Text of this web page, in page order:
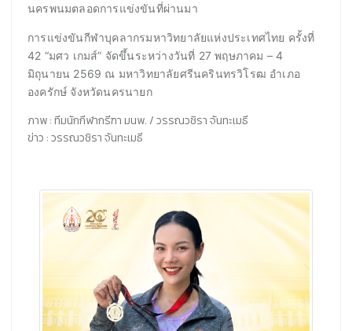
นครพนมตลอดการแข่งขันที่ผ่านมา
การแข่งขันกีฬาบุคลากรมหาวิทยาลัยแห่งประเทศไทย ครั้งที่
42 “มศว เกมส์” จัดขึ้นระหว่างวันที่ 27 พฤษภาคม – 4
มิถุนายน 2569 ณ มหาวิทยาลัยศรีนครินทรวิโรฒ อำเภอ
องครักษ์ จังหวัดนครนายก
ภาพ : ทีมนักกีฬากรีฑา มนพ. / วรรณวชิรา จันทะเมธี
ข่าว : วรรณวชิรา จันทะเมธี